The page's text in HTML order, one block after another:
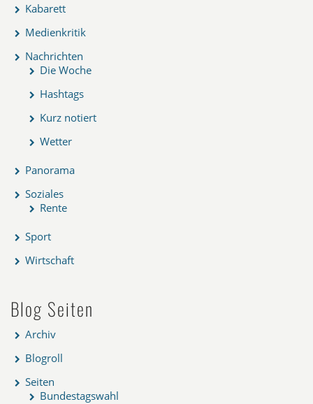
Kabarett
Medienkritik
Nachrichten
Die Woche
Hashtags
Kurz notiert
Wetter
Panorama
Soziales
Rente
Sport
Wirtschaft
Blog Seiten
Archiv
Blogroll
Seiten
Bundestagswahl